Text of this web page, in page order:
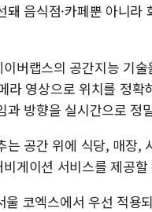
음식점·카페뿐 아니
버랩스의 공간지능 기
영상으로 위치를 정
과 방향을 실시간으로 정
는 공간 위에 식당, 매장,
게이션 서비스를 제공
코엑스에서 우선 적용